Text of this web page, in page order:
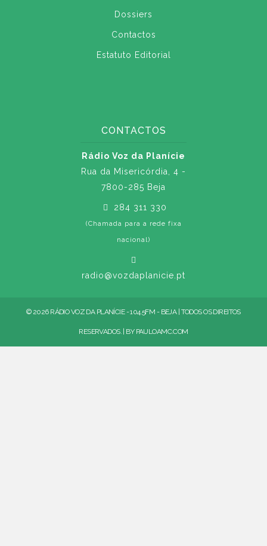
Dossiers
Contactos
Estatuto Editorial
CONTACTOS
Rádio Voz da Planície
Rua da Misericórdia, 4 -
7800-285 Beja
284 311 330
(Chamada para a rede fixa
nacional)
radio@vozdaplanicie.pt
© 2026 RÁDIO VOZ DA PLANÍCIE - 104.5FM - BEJA | TODOS OS DIREITOS
RESERVADOS. | BY PAULOAMC.COM